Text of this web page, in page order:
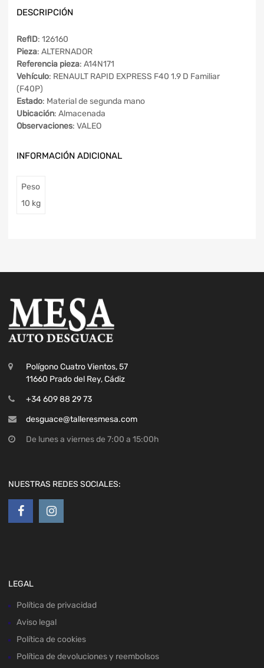
DESCRIPCIÓN
RefID: 126160
Pieza: ALTERNADOR
Referencia pieza: A14N171
Vehículo: RENAULT RAPID EXPRESS F40 1.9 D Familiar
(F40P)
Estado: Material de segunda mano
Ubicación: Almacenada
Observaciones: VALEO
INFORMACIÓN ADICIONAL
Peso
10 kg
Polígono Cuatro Vientos, 57
11660 Prado del Rey, Cádiz
+34 609 88 29 73
desguace@talleresmesa.com
De lunes a viernes de 7:00 a 15:00h
NUESTRAS REDES SOCIALES:
LEGAL
Política de privacidad
Aviso legal
Política de cookies
Política de devoluciones y reembolsos